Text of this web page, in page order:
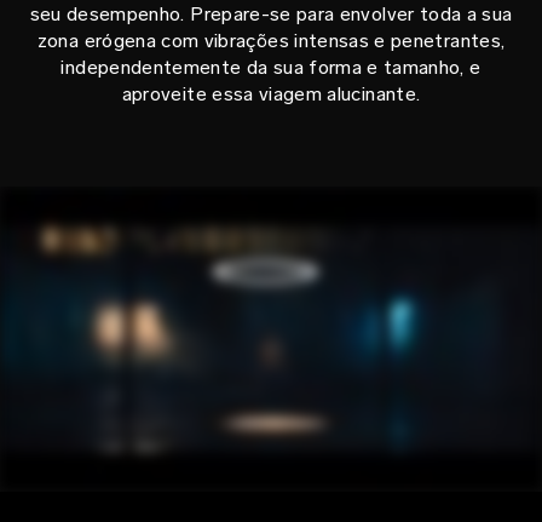
seu desempenho. Prepare-se para envolver toda a sua
zona erógena com vibrações intensas e penetrantes,
independentemente da sua forma e tamanho, e
aproveite essa viagem alucinante.